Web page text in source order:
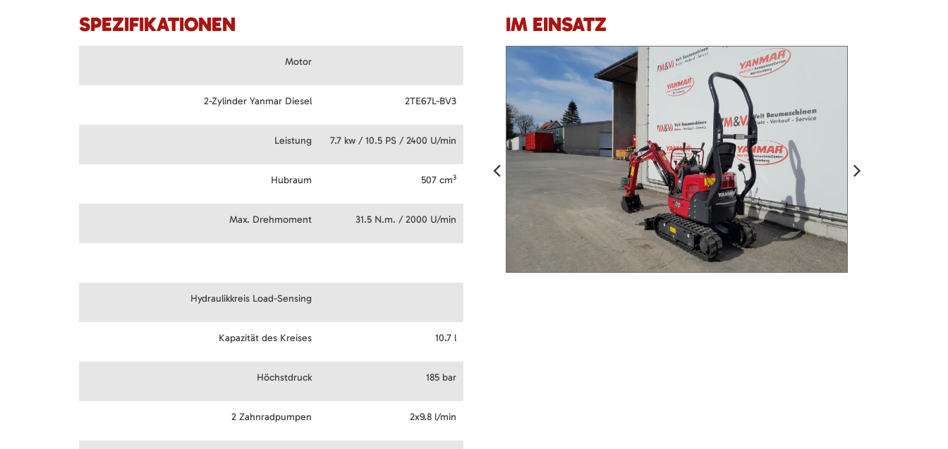
SPEZIFIKATIONEN
Motor
2-Zylinder Yanmar Diesel 2TE67L-BV3
Leistung 7.7 kw / 10.5 PS / 2400 U/min
Hubraum 507 cm3
Max. Drehmoment 31.5 N.m. / 2000 U/min
Hydraulikkreis Load-Sensing
Kapazität des Kreises 10.7 l
Höchstdruck 185 bar
2 Zahnradpumpen 2x9.8 l/min
IM EINSATZ